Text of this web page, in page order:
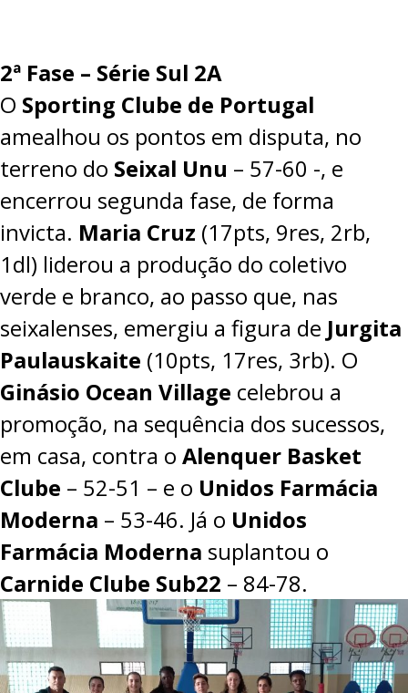
2ª Fase – Série Sul 2A
O Sporting Clube de Portugal
amealhou os pontos em disputa, no
terreno do Seixal Unu – 57-60 -, e
encerrou segunda fase, de forma
invicta. Maria Cruz (17pts, 9res, 2rb,
1dl) liderou a produção do coletivo
verde e branco, ao passo que, nas
seixalenses, emergiu a figura de Jurgita
Paulauskaite (10pts, 17res, 3rb). O
Ginásio Ocean Village celebrou a
promoção, na sequência dos sucessos,
em casa, contra o Alenquer Basket
Clube – 52-51 – e o Unidos Farmácia
Moderna – 53-46. Já o Unidos
Farmácia Moderna suplantou o
Carnide Clube Sub22 – 84-78.